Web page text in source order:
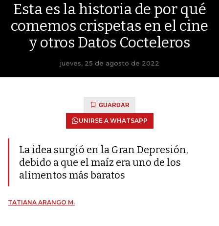
Esta es la historia de por qué
comemos crispetas en el cine
y otros Datos Cocteleros
jueves, 25 de agosto de 2022
GUARDAR
UNIRSE A WHATSAPP
La idea surgió en la Gran Depresión,
debido a que el maíz era uno de los
alimentos más baratos
TATIANA ARANGO M.